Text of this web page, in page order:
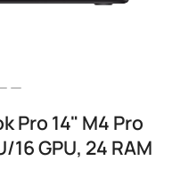
Pro 14" M4 Pro
GPU, 24 RAM